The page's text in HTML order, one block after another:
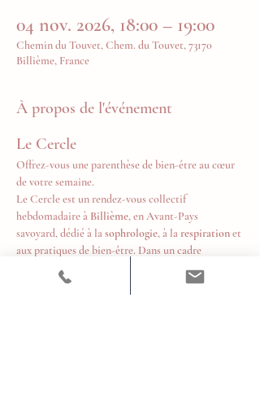
04 nov. 2026, 18:00 – 19:00
Chemin du Touvet, Chem. du Touvet, 73170
Billième, France
À propos de l'événement
Le Cercle
Offrez-vous une parenthèse de bien-être au cœur
de votre semaine.
Le Cercle est un rendez-vous collectif
hebdomadaire à Billième, en Avant-Pays
savoyard, dédié à la sophrologie, à la respiration et
aux pratiques de bien-être. Dans un cadre
chaleureux et bienveillant, chacun est invité à
prendre un temps pour soi, relâcher les tensions,